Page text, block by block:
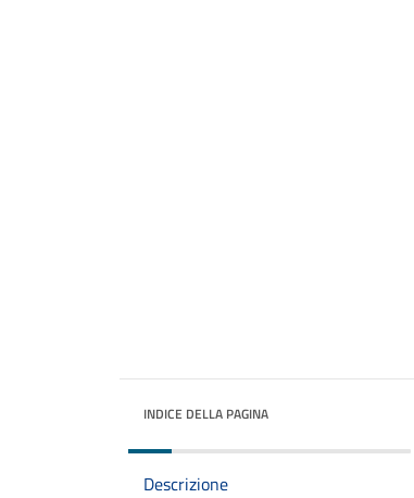
INDICE DELLA PAGINA
Descrizione